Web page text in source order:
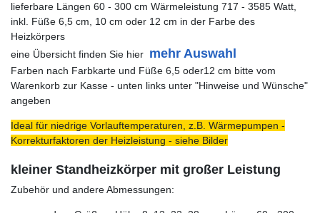
lieferbare Längen 60 - 300 cm Wärmeleistung 717 - 3585 Watt,
inkl. Füße 6,5 cm, 10 cm oder 12 cm in der Farbe des
Heizkörpers
eine Übersicht finden Sie hier mehr Auswahl
Farben nach Farbkarte und Füße 6,5 oder12 cm bitte vom
Warenkorb zur Kasse - unten links unter "Hinweise und Wünsche"
angeben
Ideal für niedrige Vorlauftemperaturen, z.B. Wärmepumpen -
Korrekturfaktoren der Heizleistung - siehe Bilder
kleiner Standheizkörper mit großer Leistung
Zubehör und andere Abmessungen: